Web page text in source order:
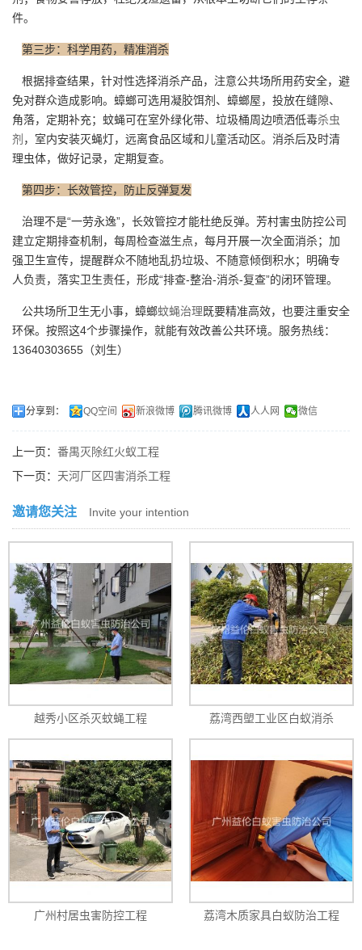
件。
第三步：科学用药，精准消杀
根据排查结果，针对性选择消杀产品，注意公共场所用药安全，避
免对群众造成影响。蟑螂可选用凝胶饵剂、蟑螂屋，投放在缝隙、
角落，定期补充；蚊蝇可在室外绿化带、垃圾桶周边喷洒低毒杀虫
剂 ，室内安装灭蝇灯，远离食品区域和儿童活动区。消杀后及时清
理虫体，做好记录，定期复查。
第四步：长效管控，防止反弹复发
治理不是“一劳永逸”，长效管控才能杜绝反弹。芳村害虫防控公司
建立定期排查机制，每周检查滋生点，每月开展一次全面消杀；加
强卫生宣传，提醒群众不随地乱扔垃圾、不随意倾倒积水；明确专
人负责，落实卫生责任，形成“排查-整治-消杀-复查”的闭环管理。
公共场所卫生无小事，蟑螂蚊蝇治理既要精准高效，也要注重安全
环保。按照这4个步骤操作，就能有效改善公共环境。服务热线：
13640303655（刘生）
分享到： QQ空间 新浪微博 腾讯微博 人人网 微信
上一页： 番禺灭除红火蚁工程
下一页： 天河厂区四害消杀工程
邀请您关注 Invite your intention
越秀小区杀灭蚊蝇工程 荔湾西塱工业区白蚁消杀
广州村居虫害防控工程 荔湾木质家具白蚁防治工程